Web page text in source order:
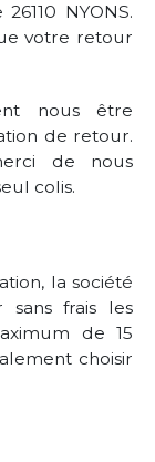
NYONS.
votre retour
nous être
de retour.
de nous
colis.
la société
sans frais les
de 15
choisir